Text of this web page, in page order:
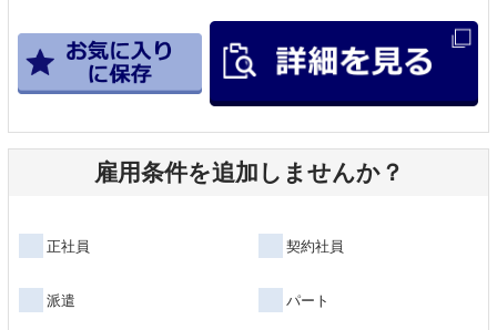
雇用条件を追加しませんか？
正社員 契約社員
派遣 パート